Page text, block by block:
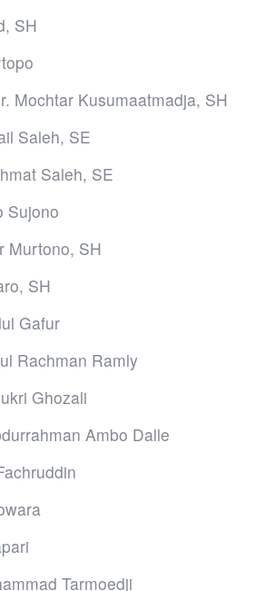
SH
Mochtar Kusumaatmadja, SH
Saleh, SE
Saleh, SE
Sujono
SH
SH
Gafur
Rachman Ramly
Ghozali
Ambo Dalle
Tarmoedji